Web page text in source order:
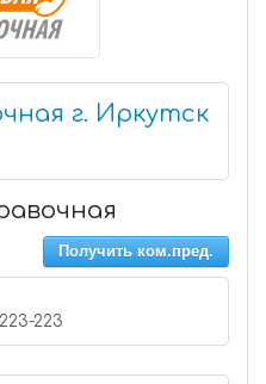
г. Иркутск
Получить ком.пред.
223